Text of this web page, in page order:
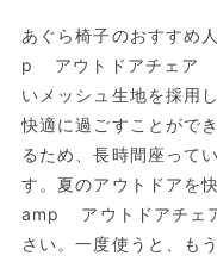
あぐら椅子のおすすめ
p アウトドアチェ
いメッシュ生地を採用
快適に過ごすことがで
るため、長時間座って
す。夏のアウトドアを
amp アウトドアチ
さい。一度使うと、も